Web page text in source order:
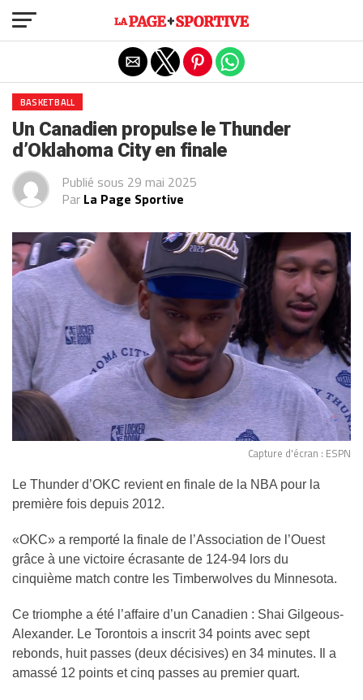
BASKETBALL
Un Canadien propulse le Thunder
d’Oklahoma City en finale
Publié sous 29 mai 2025
Par La Page Sportive
Capture d'écran : ESPN
Le Thunder d’OKC revient en finale de la NBA pour la
première fois depuis 2012.
«OKC» a remporté la finale de l’Association de l’Ouest
grâce à une victoire écrasante de 124-94 lors du
cinquième match contre les Timberwolves du Minnesota.
Ce triomphe a été l’affaire d’un Canadien : Shai Gilgeous-
Alexander. Le Torontois a inscrit 34 points avec sept
rebonds, huit passes (deux décisives) en 34 minutes. Il a
amassé 12 points et cinq passes au premier quart.
Exit mobile version